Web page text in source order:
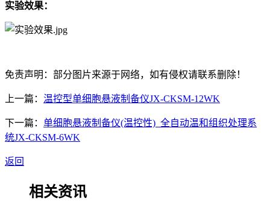
实验效果：
免责声明：部分图片来源于网络，如有侵权请联系删除！
上一篇： 温控型单细胞悬液制备仪JX-CKSM-12WK
下一篇： 单细胞悬液制备仪(温控性)_全自动温和组织处理系
统JX-CKSM-6WK
返回
相关资讯